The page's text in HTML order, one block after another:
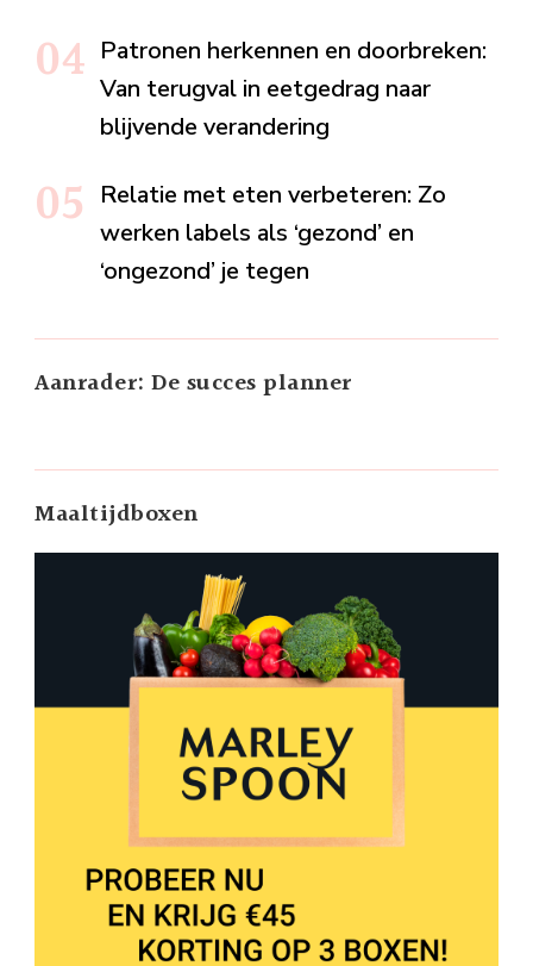
Patronen herkennen en doorbreken:
Van terugval in eetgedrag naar
blijvende verandering
Relatie met eten verbeteren: Zo
werken labels als ‘gezond’ en
‘ongezond’ je tegen
Aanrader: De succes planner
Maaltijdboxen